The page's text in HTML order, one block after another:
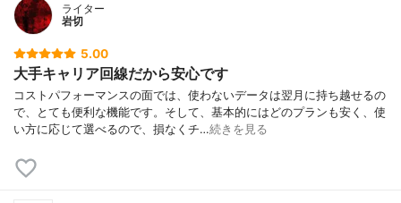
ライター
岩切
5.00
大手キャリア回線だから安心です
コストパフォーマンスの面では、使わないデータは翌月に持ち越せるの
で、とても便利な機能です。そして、基本的にはどのプランも安く、使
い方に応じて選べるので、損なくチ…続きを見る